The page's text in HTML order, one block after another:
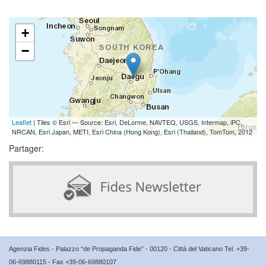
+
−
Leaflet | Tiles © Esri — Source: Esri, DeLorme, NAVTEQ, USGS, Intermap, iPC,
NRCAN, Esri Japan, METI, Esri China (Hong Kong), Esri (Thailand), TomTom, 2012
Partager:
Agenzia Fides - Palazzo “de Propaganda Fide” - 00120 - Città del Vaticano Tel. +39-
06-69880115 - Fax +39-06-69880107